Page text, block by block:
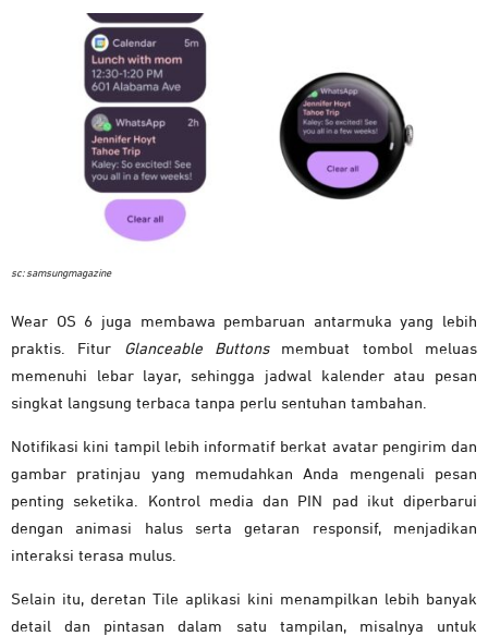
sc: samsungmagazine
Wear OS 6 juga membawa pembaruan antarmuka yang lebih
praktis. Fitur Glanceable Buttonsmembuat tombol meluas
memenuhi lebar layar, sehingga jadwal kalender atau pesan
singkat langsung terbaca tanpa perlu sentuhan tambahan.
Notifikasi kini tampil lebih informatif berkat avatar pengirim dan
gambar pratinjau yang memudahkan Anda mengenali pesan
penting seketika. Kontrol media dan PIN pad ikut diperbarui
dengan animasi halus serta getaran responsif, menjadikan
interaksi terasa mulus.
Selain itu, deretan Tile aplikasi kini menampilkan lebih banyak
detail dan pintasan dalam satu tampilan, misalnya untuk